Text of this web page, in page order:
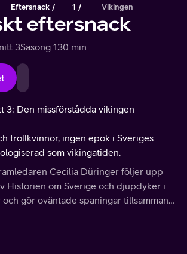
Eftersnack
1
Vikingen
eftersnack
3Säsong 130 min
3: Den missförstådda vikingen
trollkvinnor, ingen epok i Sveriges
som vikingatiden.
Cecilia Düringer följer upp
Historien om Sverige och djupdyker i
gör oväntade spaningar tillsammans